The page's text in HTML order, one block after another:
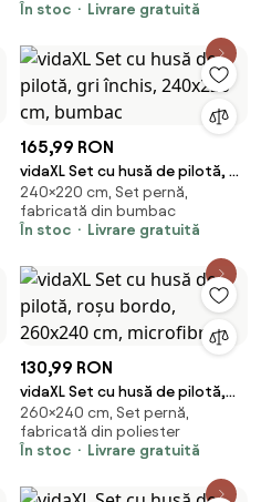
În stoc
Livrare gratuită
165,99 RON
vidaXL Set cu husă de pilotă, gri
închis, 240x220 cm, bumbac
240×220 cm, Set pernă,
fabricată din bumbac
În stoc
Livrare gratuită
130,99 RON
vidaXL Set cu husă de pilotă,
roșu bordo, 260x240 cm,
microfibră
260×240 cm, Set pernă,
fabricată din poliester
În stoc
Livrare gratuită